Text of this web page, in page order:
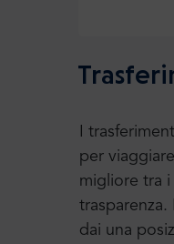
I
per
migliore tra
dai una